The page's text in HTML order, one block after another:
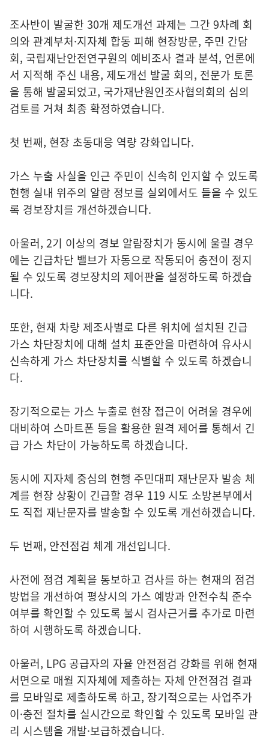
조사반이 발굴한 30개 제도개선 과제는 그간 9차례 회
의와 관계부처·지자체 합동 피해 현장방문, 주민 간담
회, 국립재난안전연구원의 예비조사 결과 분석, 언론에
서 지적해 주신 내용, 제도개선 발굴 회의, 전문가 토론
을 통해 발굴되었고, 국가재난원인조사협의회의 심의
검토를 거쳐 최종 확정하였습니다.
첫 번째, 현장 초동대응 역량 강화입니다.
가스 누출 사실을 인근 주민이 신속히 인지할 수 있도록
현행 실내 위주의 알람 정보를 실외에서도 들을 수 있도
록 경보장치를 개선하겠습니다.
아울러, 2기 이상의 경보 알람장치가 동시에 울릴 경우
에는 긴급차단 밸브가 자동으로 작동되어 충전이 정지
될 수 있도록 경보장치의 제어판을 설정하도록 하겠습
니다.
또한, 현재 차량 제조사별로 다른 위치에 설치된 긴급
가스 차단장치에 대해 설치 표준안을 마련하여 유사시
신속하게 가스 차단장치를 식별할 수 있도록 하겠습니
다.
장기적으로는 가스 누출로 현장 접근이 어려울 경우에
대비하여 스마트폰 등을 활용한 원격 제어를 통해서 긴
급 가스 차단이 가능하도록 하겠습니다.
동시에 지자체 중심의 현행 주민대피 재난문자 발송 체
계를 현장 상황이 긴급할 경우 119 시도 소방본부에서
도 직접 재난문자를 발송할 수 있도록 개선하겠습니다.
두 번째, 안전점검 체계 개선입니다.
사전에 점검 계획을 통보하고 검사를 하는 현재의 점검
방법을 개선하여 평상시의 가스 예방과 안전수칙 준수
여부를 확인할 수 있도록 불시 검사근거를 추가로 마련
하여 시행하도록 하겠습니다.
아울러, LPG 공급자의 자율 안전점검 강화를 위해 현재
서면으로 매월 지자체에 제출하는 자체 안전점검 결과
를 모바일로 제출하도록 하고, 장기적으로는 사업주가
이·충전 절차를 실시간으로 확인할 수 있도록 모바일 관
리 시스템을 개발·보급하겠습니다.